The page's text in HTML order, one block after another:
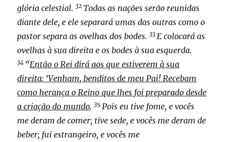
glória celestial.32Todas as nações serão reunidas
diante dele, e ele separará umas das outras como o
pastor separa as ovelhas dos bodes.33 E colocará as
ovelhas à sua direita e os bodes à sua esquerda.
34 “Então o Rei dirá aos que estiverem à sua
direita: ‘Venham, benditos de meu Pai! Recebam
como herança o Reino que lhes foi preparado desde
a criação do mundo.35 Pois eu tive fome, e vocês
me deram de comer; tive sede, e vocês me deram de
beber; fui estrangeiro, e vocês me